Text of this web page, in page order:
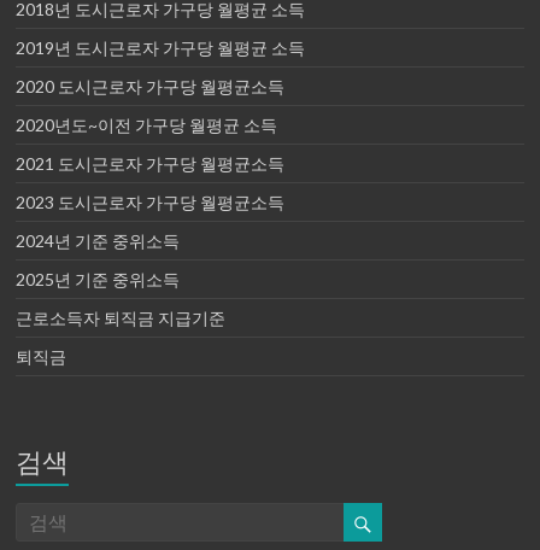
2018년 도시근로자 가구당 월평균 소득
2019년 도시근로자 가구당 월평균 소득
2020 도시근로자 가구당 월평균소득
2020년도~이전 가구당 월평균 소득
2021 도시근로자 가구당 월평균소득
2023 도시근로자 가구당 월평균소득
2024년 기준 중위소득
2025년 기준 중위소득
근로소득자 퇴직금 지급기준
퇴직금
검색